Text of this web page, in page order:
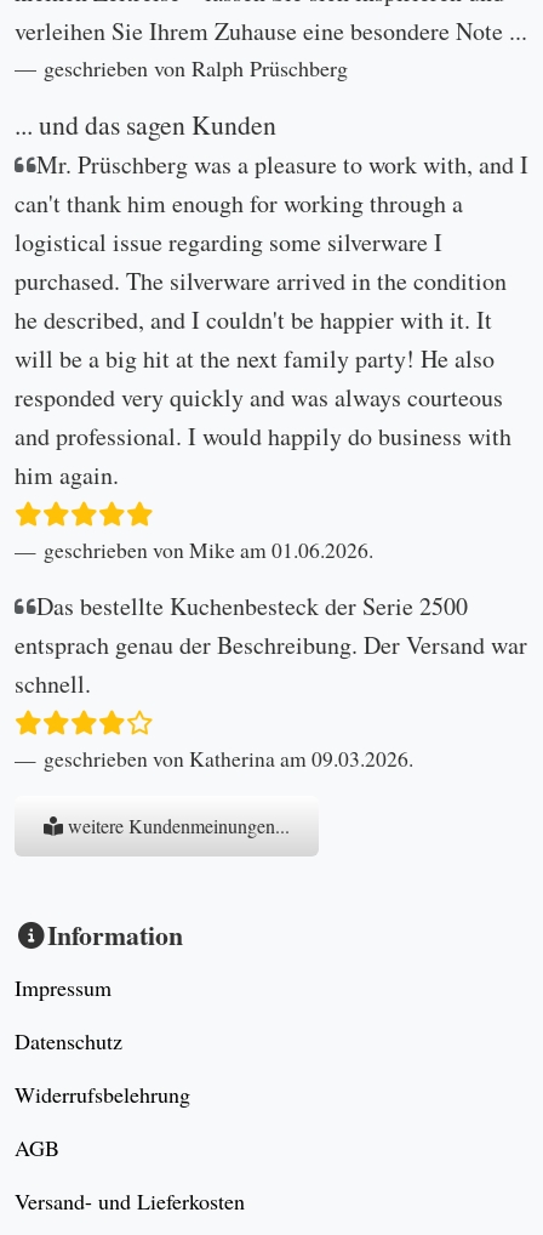
verleihen Sie Ihrem Zuhause eine besondere Note ...
geschrieben von Ralph Prüschberg
... und das sagen Kunden
Mr. Prüschberg was a pleasure to work with, and I
can't thank him enough for working through a
logistical issue regarding some silverware I
purchased. The silverware arrived in the condition
he described, and I couldn't be happier with it. It
will be a big hit at the next family party! He also
responded very quickly and was always courteous
and professional. I would happily do business with
him again.
geschrieben von Mike am 01.06.2026.
Das bestellte Kuchenbesteck der Serie 2500
entsprach genau der Beschreibung. Der Versand war
schnell.
geschrieben von Katherina am 09.03.2026.
weitere Kundenmeinungen...
Information
Impressum
Datenschutz
Widerrufsbelehrung
AGB
Versand- und Lieferkosten